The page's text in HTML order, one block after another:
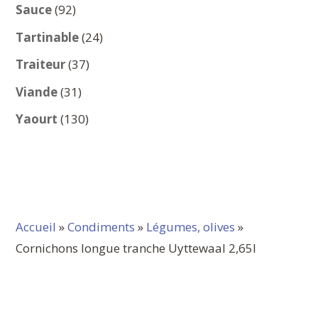
Sauce 9292
produits
Tartinable 2424
Traiteur 3737
Viande 3131
produits
Yaourt 130130
Accueil »Condiments » Légumes, olives »
Cornichons longue tranche Uyttewaal 2,65l